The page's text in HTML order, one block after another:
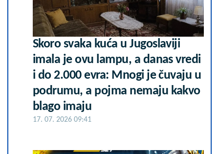
Skoro svaka kuća u Jugoslaviji
imala je ovu lampu, a danas vredi
i do 2.000 evra: Mnogi je čuvaju u
podrumu, a pojma nemaju kakvo
blago imaju
17. 07. 2026 09:41